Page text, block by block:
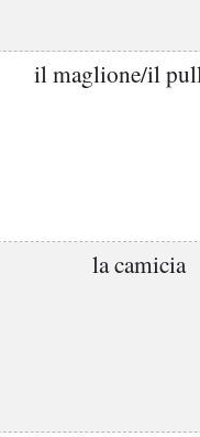
il maglione/il
la camicia